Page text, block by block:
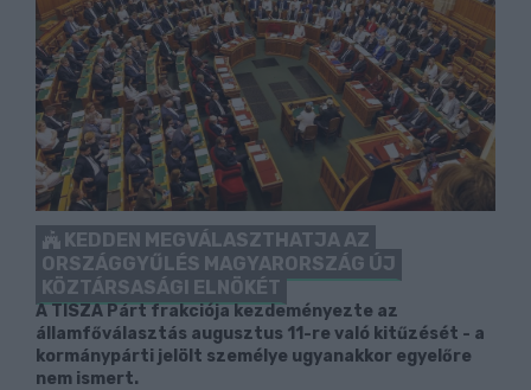
KEDDEN MEGVÁLASZTHATJA AZ
ORSZÁGGYŰLÉS MAGYARORSZÁG ÚJ
KÖZTÁRSASÁGI ELNÖKÉT
A TISZA Párt frakciója kezdeményezte az
államfőválasztás augusztus 11-re való kitűzését - a
kormánypárti jelölt személye ugyanakkor egyelőre
nem ismert.